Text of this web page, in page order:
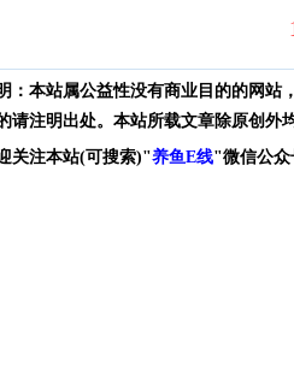
： 本站属公益性没有商业目的的网站
请注明出处。本站所载文章除原创外
关注本站(可搜索)"养鱼E线"微信公众